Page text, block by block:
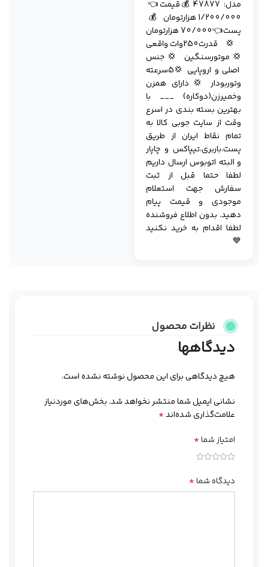
مدل: 47877 💰قیمت👈
1/200/000 هزارتومان 💰
پست👈70/000 هزارتومان
💢قدرت250وات واقعی
💢موتورسنگین 💢جنس
اصلی و اروپایی 💢5سرعته
وتوربودار 💢دارای همزن
وخمیرزن(دوکاره) ___ با
بهترین بسته بندی در اسرع
وقت از سایت جوبی کالا به
تمام نقاط ایران از طریق
پست،باربری،تیپاکس و چاپار
و البته اتوبوس ارسال داریم
لطفا حتما قبل از ثبت
سفارش جهت استعلام
موجودی و قیمت پیام
دهید. بدون اطلاع فروشندە
لطفا اقدام به خرید نکنید
💙
نظرات محصول
دیدگاهها
هیچ دیدگاهی برای این محصول نوشته نشده است.
نشانی ایمیل شما منتشر نخواهد شد.بخش‌های موردنیاز
علامت‌گذاری شده‌اند*
امتیاز شما*
دیدگاه شما*